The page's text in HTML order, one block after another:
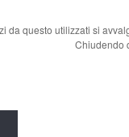
da questo utilizzati si
Chiudendo